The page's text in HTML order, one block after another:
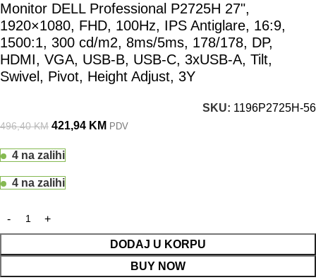
Monitor DELL Professional P2725H 27",
1920×1080, FHD, 100Hz, IPS Antiglare, 16:9,
1500:1, 300 cd/m2, 8ms/5ms, 178/178, DP,
HDMI, VGA, USB-B, USB-C, 3xUSB-A, Tilt,
Swivel, Pivot, Height Adjust, 3Y
SKU: 1196P2725H-56
496,40KM 421,94 KM PDV
4 na zalihi
4 na zalihi
DODAJ U KORPU
BUY NOW